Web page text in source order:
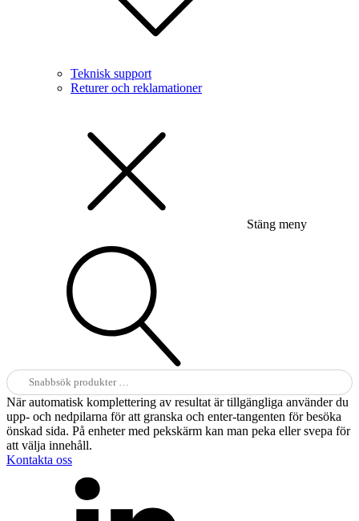
Teknisk support
Returer och reklamationer
Stäng meny
Sök
efter:
När automatisk komplettering av resultat är tillgängliga använder du
upp- och nedpilarna för att granska och enter-tangenten för besöka
önskad sida. På enheter med pekskärm kan man peka eller svepa för
att välja innehåll.
Kontakta oss